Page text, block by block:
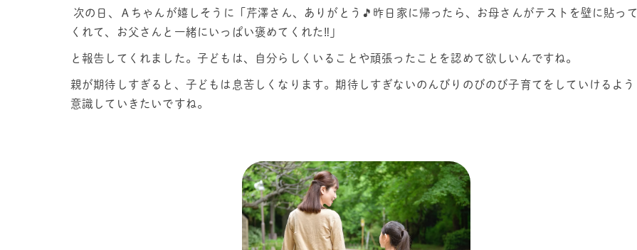
次の日、Ａちゃんが嬉しそうに「芹澤さん、ありがとう🎵昨日家に帰ったら、お母さんがテストを壁に貼って
くれて、お父さんと一緒にいっぱい褒めてくれた‼️」
と報告してくれました。子どもは、自分らしくいることや頑張ったことを認めて欲しいんですね。
親が期待しすぎると、子どもは息苦しくなります。期待しすぎないのんびりのびのび子育てをしていけるよう
意識していきたいですね。